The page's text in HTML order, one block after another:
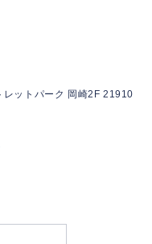
ットパーク 岡崎2F 21910